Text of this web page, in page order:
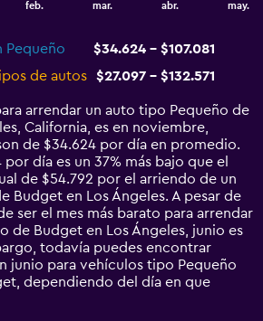
feb. mar. abr. may.
Pequeño
$34.624 - $107.081
de autos
$27.097 - $132.571
arrendar un auto tipo Pequeño de
California, es en noviembre,
de $34.624 por día en promedio.
día es un 37% más bajo que el
de $54.792 por el arriendo de un
Budget en Los Ángeles. A pesar de
ser el mes más barato para arrendar
de Budget en Los Ángeles, junio es
todavía puedes encontrar
junio para vehículos tipo Pequeño
dependiendo del día en que